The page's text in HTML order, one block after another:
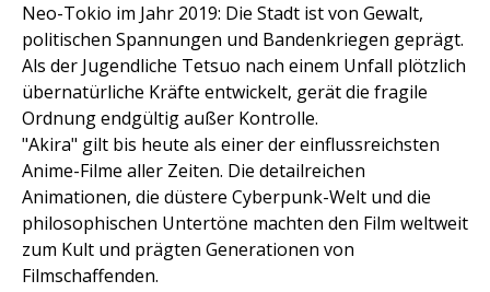
Neo-Tokio im Jahr 2019: Die Stadt ist von Gewalt,
politischen Spannungen und Bandenkriegen geprägt.
Als der Jugendliche Tetsuo nach einem Unfall plötzlich
übernatürliche Kräfte entwickelt, gerät die fragile
Ordnung endgültig außer Kontrolle.
"Akira" gilt bis heute als einer der einflussreichsten
Anime-Filme aller Zeiten. Die detailreichen
Animationen, die düstere Cyberpunk-Welt und die
philosophischen Untertöne machten den Film weltweit
zum Kult und prägten Generationen von
Filmschaffenden.